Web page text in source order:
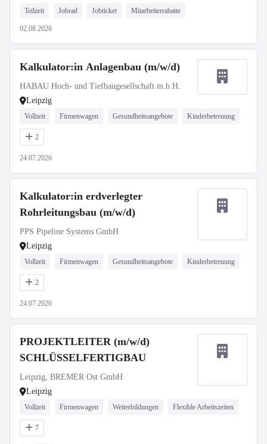
Teilzeit Jobrad Jobticket Mitarbeiterrabatte
02.08.2026
Kalkulator:in Anlagenbau (m/w/d)
HABAU Hoch- und Tiefbaugesellschaft m.b.H.
Leipzig
Vollzeit Firmenwagen Gesundheitsangebote Kinderbetreuung
2
24.07.2026
Kalkulator:in erdverlegter
Rohrleitungsbau (m/w/d)
PPS Pipeline Systems GmbH
Leipzig
Vollzeit Firmenwagen Gesundheitsangebote Kinderbetreuung
2
24.07.2026
PROJEKTLEITER (m/w/d)
SCHLÜSSELFERTIGBAU
Leipzig, BREMER Ost GmbH
Leipzig
Vollzeit Firmenwagen Weiterbildungen Flexible Arbeitszeiten
7